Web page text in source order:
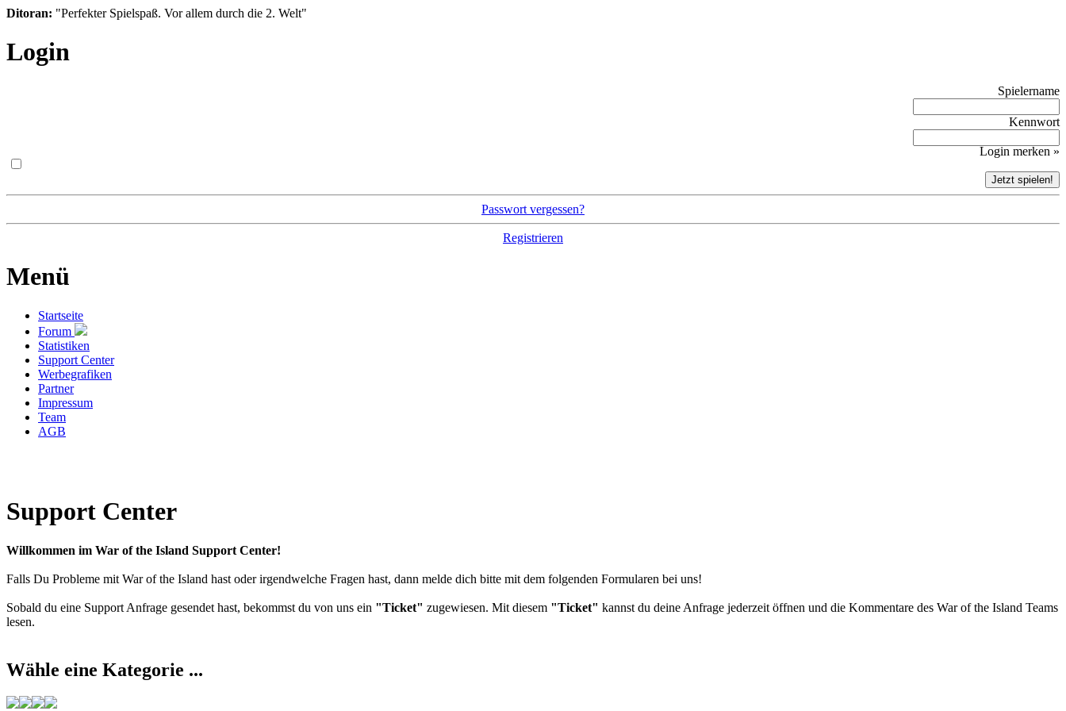
Ditoran: "Perfekter Spielspaß. Vor allem durch die 2. Welt"
Login
Spielername
Kennwort
Login merken »
Passwort vergessen?
Registrieren
Menü
Startseite
Forum
Statistiken
Support Center
Werbegrafiken
Partner
Impressum
Team
AGB
Support Center
Willkommen im War of the Island Support Center!
Falls Du Probleme mit War of the Island hast oder irgendwelche Fragen hast, dann melde dich bitte mit dem folgenden Formularen bei uns!
Sobald du eine Support Anfrage gesendet hast, bekommst du von uns ein "Ticket" zugewiesen. Mit diesem "Ticket" kannst du deine Anfrage jederzeit öffnen und die Kommentare des War of the Island Teams
lesen.
Wähle eine Kategorie ...